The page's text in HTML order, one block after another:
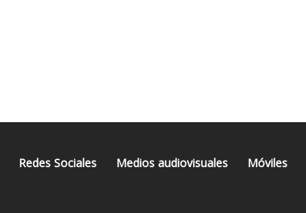
Redes Sociales Medios audiovisuales Móviles